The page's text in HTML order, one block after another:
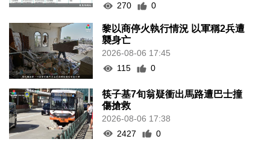
270
0
黎以商停火執行情況 以軍稱2兵遭
襲身亡
2026-08-06 17:45
115
0
筷子基7旬翁疑衝出馬路遭巴士撞
傷搶救
2026-08-06 17:38
2427
0